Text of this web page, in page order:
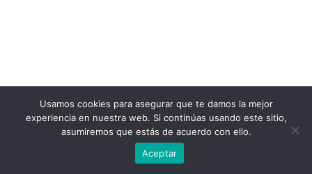
Usamos cookies para asegurar que te damos la mejor
experiencia en nuestra web. Si continúas usando este sitio,
asumiremos que estás de acuerdo con ello.
Aceptar